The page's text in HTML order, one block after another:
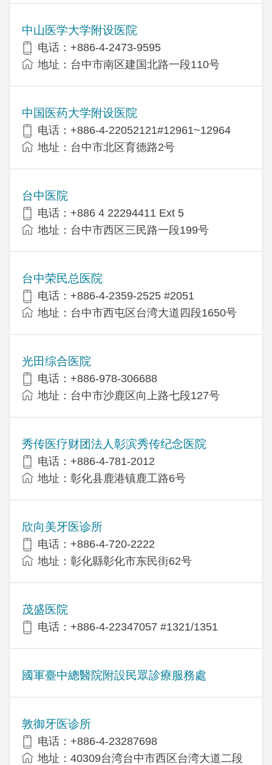
中山医学大学附设医院
电话：+886-4-2473-9595
地址：台中市南区建国北路一段110号
中国医药大学附设医院
电话：+886-4-22052121#12961~12964
地址：台中市北区育德路2号
台中医院
电话：+886 4 22294411 Ext 5
地址：台中市西区三民路一段199号
台中荣民总医院
电话：+886-4-2359-2525 #2051
地址：台中市西屯区台湾大道四段1650号
光田综合医院
电话：+886-978-306688
地址：台中市沙鹿区向上路七段127号
秀传医疗财团法人彰滨秀传纪念医院
电话：+886-4-781-2012
地址：彰化县鹿港镇鹿工路6号
欣向美牙医诊所
电话：+886-4-720-2222
地址：彰化縣彰化市东民街62号
茂盛医院
电话：+886-4-22347057 #1321/1351
國軍臺中總醫院附設民眾診療服務處
敦御牙医诊所
电话：+886-4-23287698
地址：40309台湾台中市西区台湾大道二段